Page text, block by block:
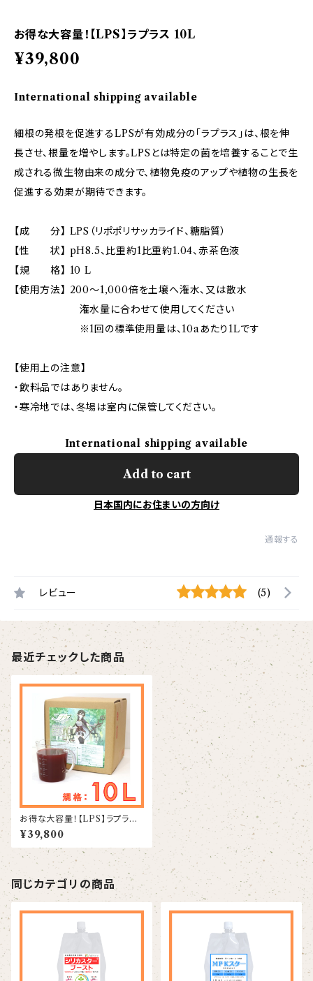
お得な大容量！【LPS】ラプラス 10L
¥39,800
International shipping available
細根の発根を促進するLPSが有効成分の「ラプラス」は、根を伸
長させ、根量を増やします。LPSとは特定の菌を培養することで生
成される微生物由来の成分で、植物免疫のアップや植物の生長を
促進する効果が期待できます。
【成 分】 LPS（リポポリサッカライド、糖脂質）
【性 状】 pH8.5、比重約1比重約1.04、赤茶色液
【規 格】 10 L
【使用方法】 200～1,000倍を土壌へ潅水、又は散水
潅水量に合わせて使用してください
※1回の標準使用量は、10aあたり1Lです
【使用上の注意】
・飲料品ではありません。
・寒冷地では、冬場は室内に保管してください。
International shipping available
Add to cart
日本国内にお住まいの方向け
通報する
レビュー (5)
最近チェックした商品
お得な大容量！【LPS】ラプラス
10L
¥39,800
同じカテゴリの商品